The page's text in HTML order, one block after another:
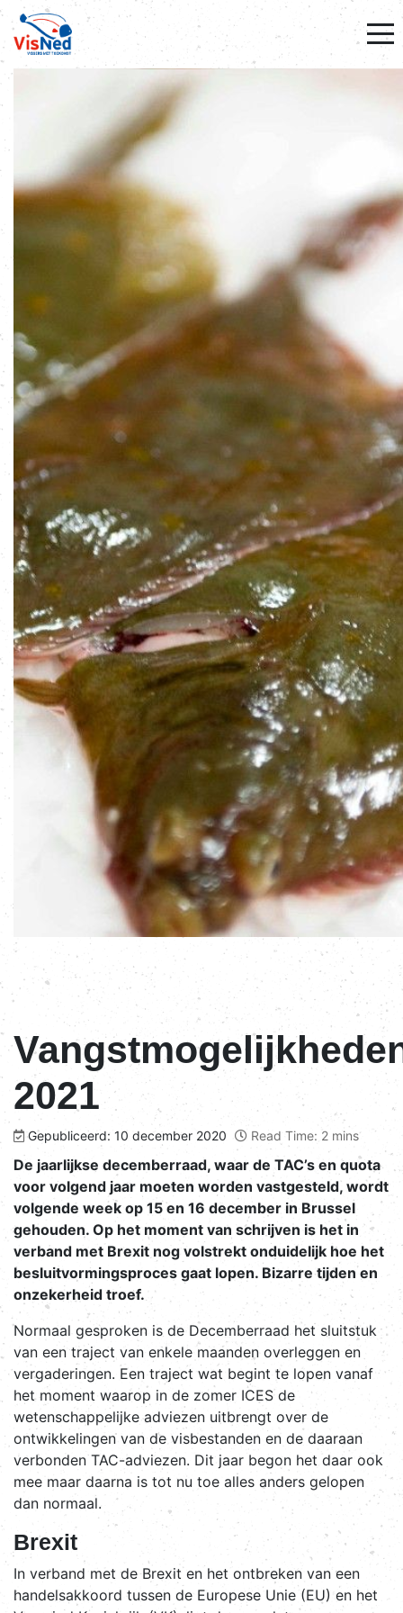
2021
Gepubliceerd: 10 december 2020 Read Time: 2 mins
De jaarlijkse decemberraad, waar de TAC’s en quota
voor volgend jaar moeten worden vastgesteld, wordt
volgende week op 15 en 16 december in Brussel
gehouden. Op het moment van schrijven is het in
verband met Brexit nog volstrekt onduidelijk hoe het
besluitvormingsproces gaat lopen. Bizarre tijden en
onzekerheid troef.
Normaal gesproken is de Decemberraad het sluitstuk
van een traject van enkele maanden overleggen en
vergaderingen. Een traject wat begint te lopen vanaf
het moment waarop in de zomer ICES de
wetenschappelijke adviezen uitbrengt over de
ontwikkelingen van de visbestanden en de daaraan
verbonden TAC-adviezen. Dit jaar begon het daar ook
mee maar daarna is tot nu toe alles anders gelopen
dan normaal.
Brexit
In verband met de Brexit en het ontbreken van een
handelsakkoord tussen de Europese Unie (EU) en het